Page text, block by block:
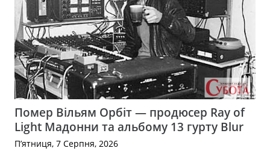
Помер Вільям Орбіт — продюсер Ray of
Light Мадонни та альбому 13 гурту Blur
П’ятниця, 7 Серпня, 2026